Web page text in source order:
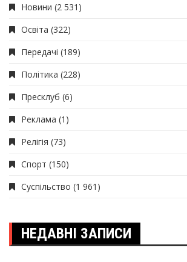
Новини (2 531)
Освіта (322)
Передачі (189)
Політика (228)
Пресклуб (6)
Реклама (1)
Релігія (73)
Спорт (150)
Суспільство (1 961)
НЕДАВНІ ЗАПИСИ